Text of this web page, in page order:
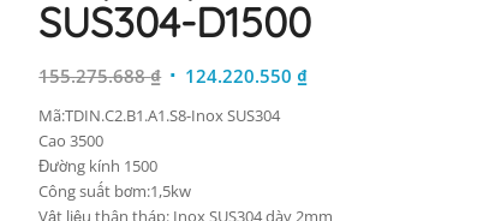
SUS304-D1500
155.275.688₫ Giá124.220.550 ₫Giá
Mã:TDIN.C2.B1.A1.S8-Inox SUS304
Cao 3500
Đường kính 1500
Công suất bơm:1,5kw
Vật liệu thân tháp: Inox SUS304 dày 2mm